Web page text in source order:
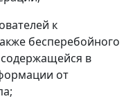
к
бесперебойного
в
от